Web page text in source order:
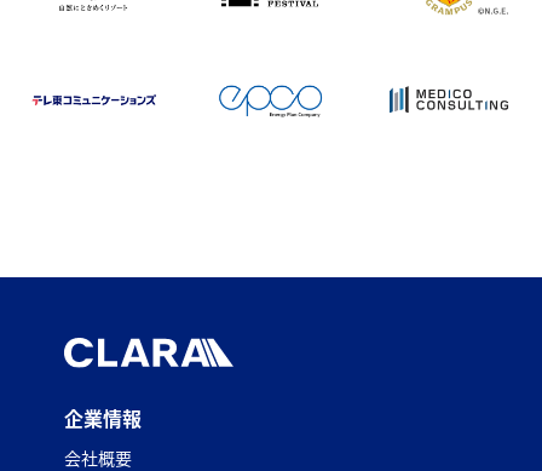
企業情報
会社概要